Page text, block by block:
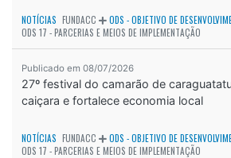
NOTÍCIAS FUNDACC
ODS - OBJETIVO DE
ODS 17 - PARCERIAS E MEIOS DE IMPLEMENTAÇÃO
Publicado em 08/07/2026
27º festival do camarão de
caiçara e fortalece economia local
NOTÍCIAS FUNDACC
ODS - OBJETIVO DE
ODS 17 - PARCERIAS E MEIOS DE IMPLEMENTAÇÃO